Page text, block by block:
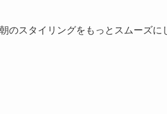
のスタイリングをもっとスムーズに